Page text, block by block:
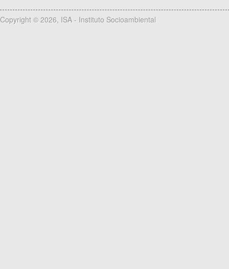
Copyright © 2026, ISA - Instituto Socioambiental